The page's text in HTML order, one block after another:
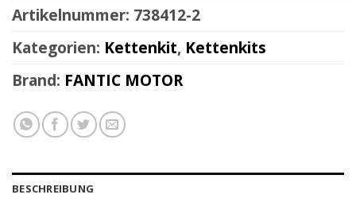
Artikelnummer: 738412-2
Kategorien: Kettenkit, Kettenkits
Brand: FANTIC MOTOR
BESCHREIBUNG